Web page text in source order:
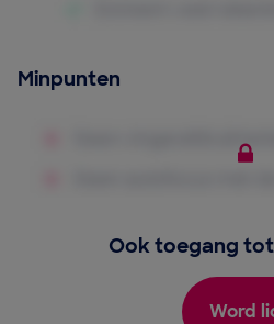
Minpunten
Ook toegang
Word